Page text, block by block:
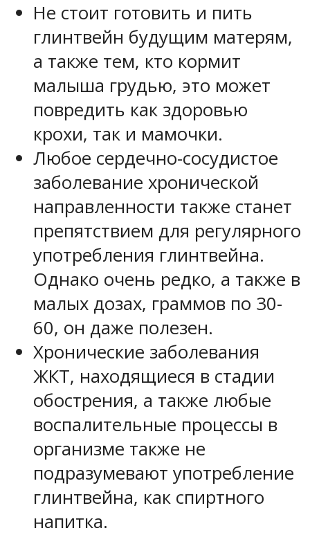
Не стоит готовить и пить
глинтвейн будущим матерям,
а также тем, кто кормит
малыша грудью, это может
повредить как здоровью
крохи, так и мамочки.
Любое сердечно-сосудистое
заболевание хронической
направленности также станет
препятствием для регулярного
употребления глинтвейна.
Однако очень редко, а также в
малых дозах, граммов по 30-
60, он даже полезен.
Хронические заболевания
ЖКТ, находящиеся в стадии
обострения, а также любые
воспалительные процессы в
организме также не
подразумевают употребление
глинтвейна, как спиртного
напитка.